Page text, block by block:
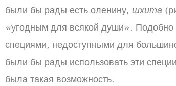
были бы рады есть оленину, шхита
«угодным для всякой души».
специями, недоступными для
были бы рады использовать эти
была такая возможность.